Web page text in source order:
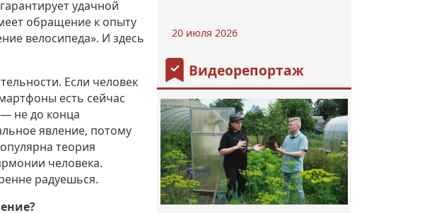
удачной
обращение к опыту
велосипеда». И здесь
Если человек
есть сейчас
не до конца
явление, потому
теория
человека.
радуешься.
20 июля 2026
Видеорепортаж